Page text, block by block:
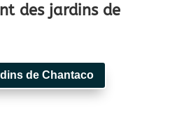
des jardins de
de Chantaco